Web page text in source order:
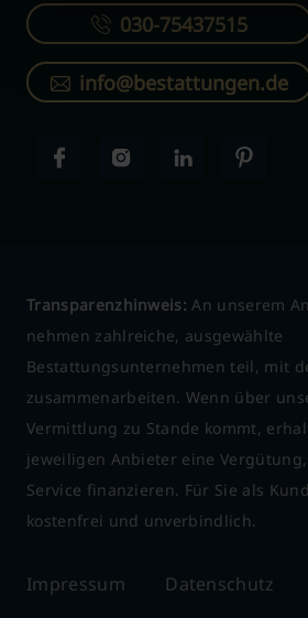
030-75437515
info@bestattungen.de
Transparenzhinweis: An unserem
nehmen zahlreiche, ausgewählte
Bestattungsunternehmen teil, mit
zusammenarbeiten. Wenn über
Vermittlung zu Stande kommt,
jeweiligen Anbieter eine
Service finanzieren. Für Sie als
kostenfrei und unverbindlich.
Impressum Datenschutz